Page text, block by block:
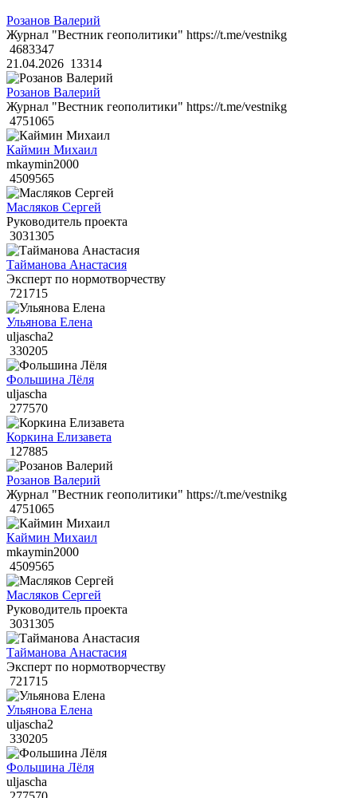
Розанов Валерий
Журнал "Вестник геополитики" https://t.me/vestnikg
4683347
21.04.2026 13314
Розанов Валерий
Журнал "Вестник геополитики" https://t.me/vestnikg
4751065
Каймин Михаил
mkaymin2000
4509565
Масляков Сергей
Руководитель проекта
3031305
Тайманова Анастасия
Эксперт по нормотворчеству
721715
Ульянова Елена
uljascha2
330205
Фольшина Лёля
uljascha
277570
Коркина Елизавета
127885
Розанов Валерий
Журнал "Вестник геополитики" https://t.me/vestnikg
4751065
Каймин Михаил
mkaymin2000
4509565
Масляков Сергей
Руководитель проекта
3031305
Тайманова Анастасия
Эксперт по нормотворчеству
721715
Ульянова Елена
uljascha2
330205
Фольшина Лёля
uljascha